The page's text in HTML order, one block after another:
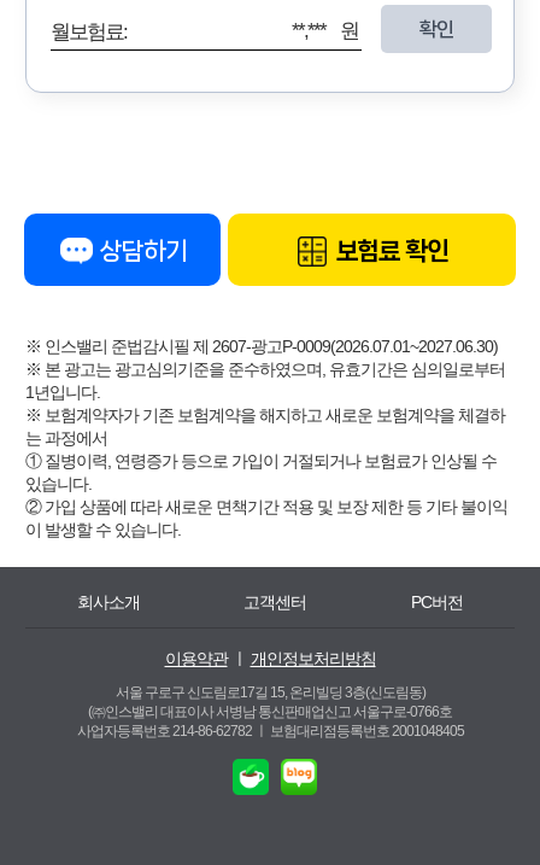
월보험료: **,*** 원 확인
상담하기 보험료 확인
※ 인스밸리 준법감시필 제 2607-광고P-0009(2026.07.01~2027.06.30)
※ 본 광고는 광고심의기준을 준수하였으며, 유효기간은 심의일로부터
1년입니다.
※ 보험계약자가 기존 보험계약을 해지하고 새로운 보험계약을 체결하
는 과정에서
① 질병이력, 연령증가 등으로 가입이 거절되거나 보험료가 인상될 수
있습니다.
② 가입 상품에 따라 새로운 면책기간 적용 및 보장 제한 등 기타 불이익
이 발생할 수 있습니다.
회사소개 고객센터 PC버전
이용약관ㅣ 개인정보처리방침
서울 구로구 신도림로17길 15, 온리빌딩 3층(신도림동)
(㈜인스밸리 대표이사 서병남 통신판매업신고 서울구로-0766호
사업자등록번호 214-86-62782 ㅣ
보험대리점등록번호 2001048405